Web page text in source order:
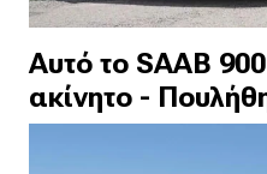
Αυτό το SAAB
ακίνητο -